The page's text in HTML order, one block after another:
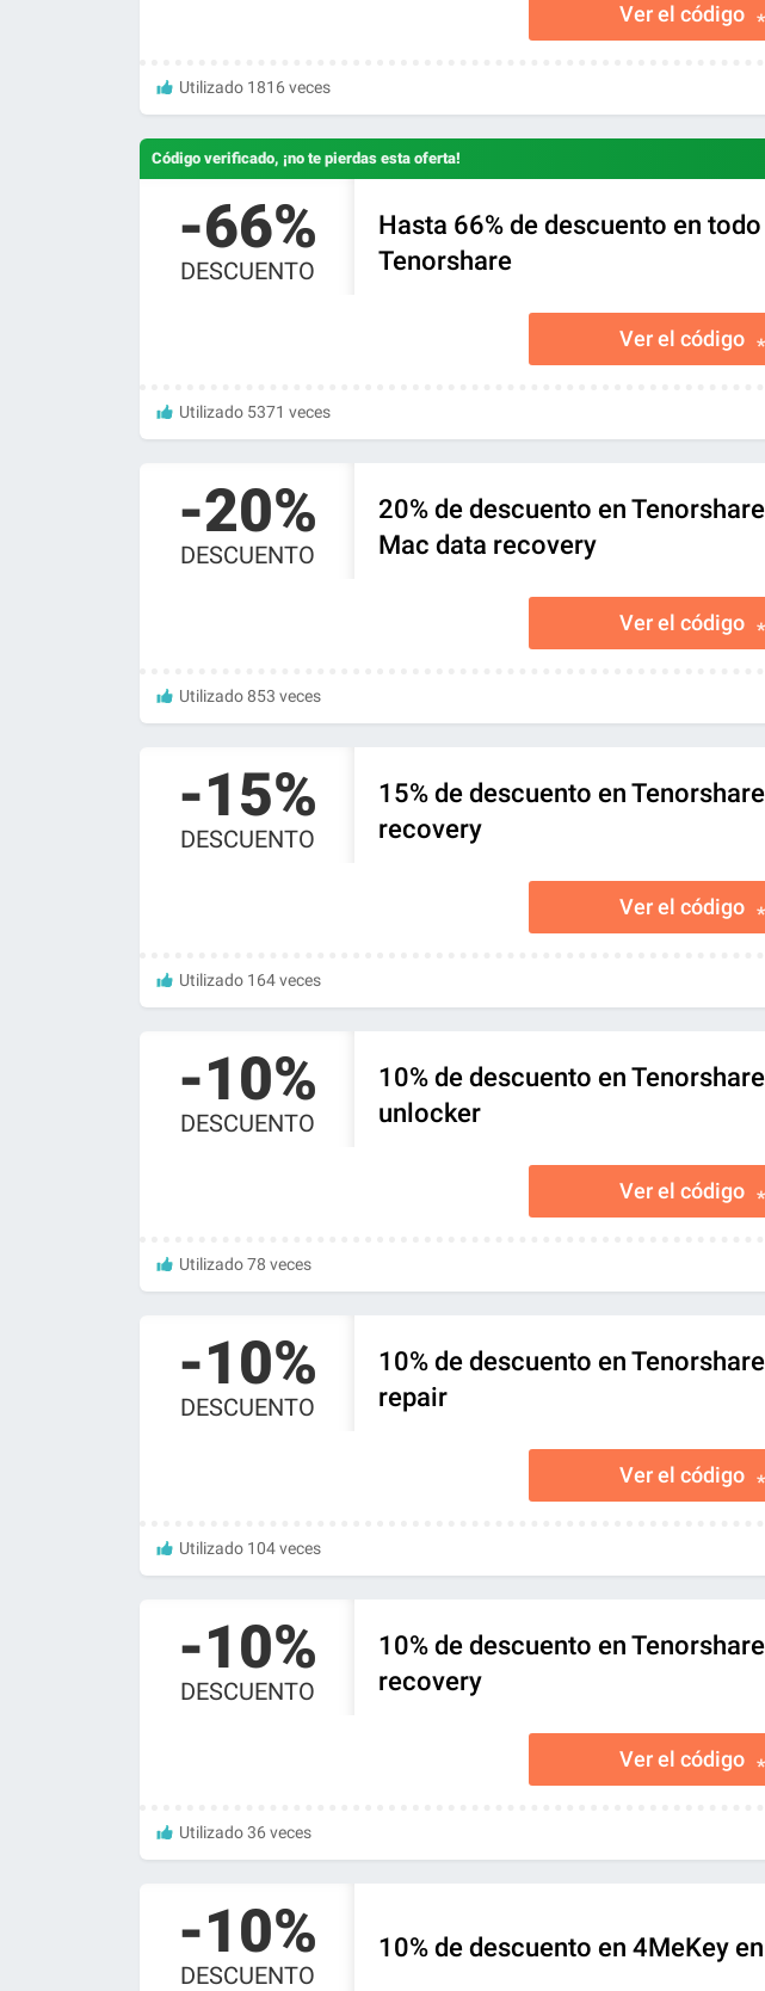
Ver el código
Utilizado 1816 veces
Código verificado, ¡no te pierdas esta oferta!
-66%
DESCUENTO
Hasta 66% de descuento en
Tenorshare
Ver el código
Utilizado 5371 veces
-20%
DESCUENTO
20% de descuento en
Mac data recovery
Ver el código
Utilizado 853 veces
-15%
DESCUENTO
15% de descuento en
recovery
Ver el código
Utilizado 164 veces
-10%
DESCUENTO
10% de descuento en
unlocker
Ver el código
Utilizado 78 veces
-10%
DESCUENTO
10% de descuento en
repair
Ver el código
Utilizado 104 veces
-10%
DESCUENTO
10% de descuento en
recovery
Ver el código
Utilizado 36 veces
-10%
DESCUENTO
10% de descuento en 4MeKey